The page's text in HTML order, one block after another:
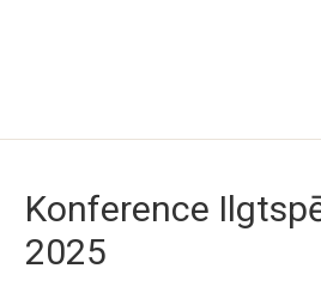
Konference
2025